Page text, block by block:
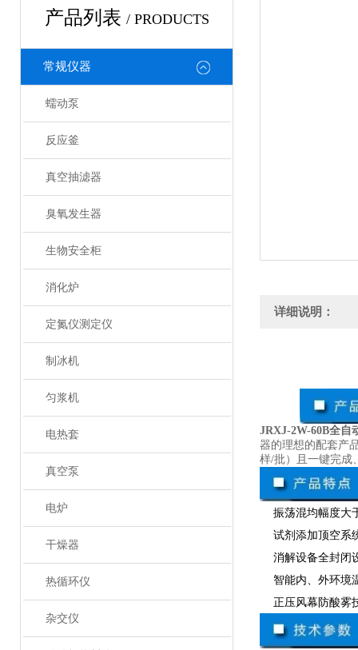
产品列表 / PRODUCTS
常规仪器
蠕动泵
反应釜
真空抽滤器
臭氧发生器
生物安全柜
消化炉
定氮仪测定仪
制冰机
匀浆机
电热套
真空泵
电炉
干燥器
热循环仪
杂交仪
详细说明：
JRXJ-2W-60B全自
器的理想的配套产
样/批）且一键完成
振荡混均幅度大
试剂添加顶空系
消解设备全封闭
智能内、外环境
正压风幕防酸雾